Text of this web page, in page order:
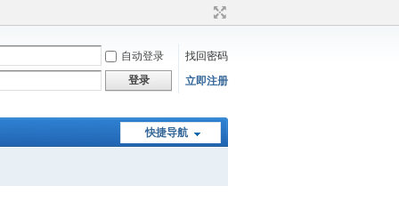
自动登录
找回密码
登录
立即注册
快捷导航